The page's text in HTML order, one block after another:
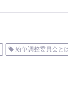
紛争調整委員会と